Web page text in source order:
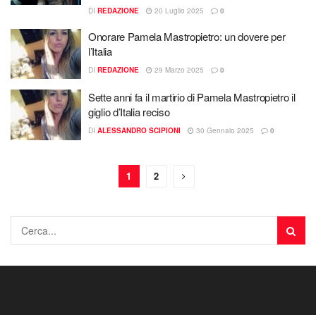
DI REDAZIONE 20 Luglio 2025 0
Onorare Pamela Mastropietro: un dovere per
l’Italia
DI REDAZIONE 29 Marzo 2025 0
Sette anni fa il martirio di Pamela Mastropietro il
giglio d’Italia reciso
DI ALESSANDRO SCIPIONI 30 Gennaio 2025 0
1 2